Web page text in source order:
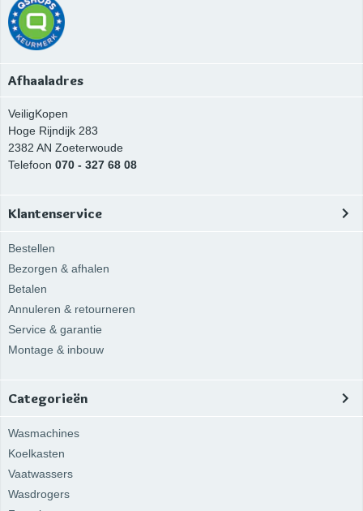
Afhaaladres
VeiligKopen
Hoge Rijndijk 283
2382 AN Zoeterwoude
Telefoon 070 - 327 68 08
Klantenservice
Bestellen
Bezorgen & afhalen
Betalen
Annuleren & retourneren
Service & garantie
Montage & inbouw
Categorieën
Wasmachines
Koelkasten
Vaatwassers
Wasdrogers